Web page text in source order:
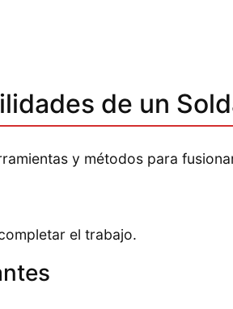
de un
y métodos para
el trabajo.